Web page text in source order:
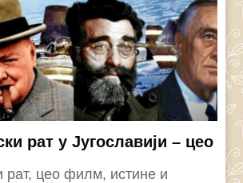
рат у Југославији – цео
рат, цео филм, истине и